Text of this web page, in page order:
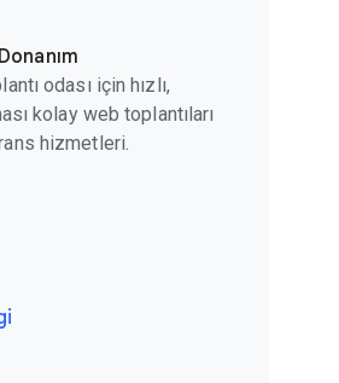
odası için hızlı,
kolay web toplantıları
hizmetleri.